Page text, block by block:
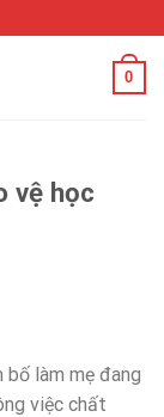
0
vệ học
bố làm mẹ đang
việc chất